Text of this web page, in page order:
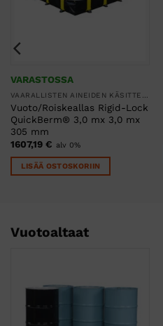
VARASTOSSA
VAARALLISTEN AINEIDEN KÄSITTELY
Vuoto/Roiskeallas Rigid-Lock
QuickBerm® 3,0 mx 3,0 mx
305 mm
1607,19 € alv 0%
LISÄÄ OSTOSKORIIN
Vuotoaltaat